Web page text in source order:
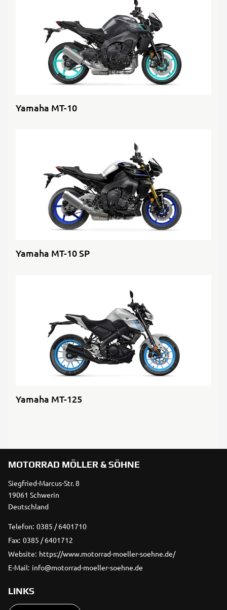
Yamaha MT-10
Yamaha MT-10 SP
Yamaha MT-125
MOTORRAD MÖLLER & SÖHNE
Siegfried-Marcus-Str. 8
19061 Schwerin
Deutschland
Telefon: 0385 / 6401710
Fax: 0385 / 6401712
Website: https://www.motorrad-moeller-soehne.de/
E-Mail: info@motorrad-moeller-soehne.de
LINKS